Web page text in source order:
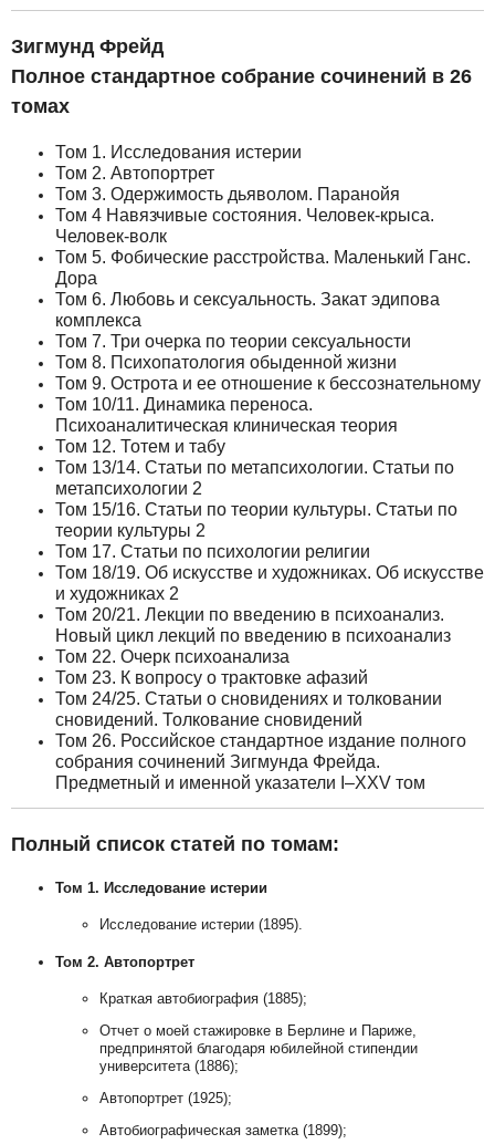
Зигмунд Фрейд
Полное стандартное собрание сочинений в 26
томах
Том 1. Исследования истерии
Том 2. Автопортрет
Том 3. Одержимость дьяволом. Паранойя
Том 4 Навязчивые состояния. Человек-крыса.
Человек-волк
Том 5. Фобические расстройства. Маленький Ганс.
Дора
Том 6. Любовь и сексуальность. Закат эдипова
комплекса
Том 7. Три очерка по теории сексуальности
Том 8. Психопатология обыденной жизни
Том 9. Острота и ее отношение к бессознательному
Том 10/11. Динамика переноса.
Психоаналитическая клиническая теория
Том 12. Тотем и табу
Том 13/14. Статьи по метапсихологии. Статьи по
метапсихологии 2
Том 15/16. Статьи по теории культуры. Статьи по
теории культуры 2
Том 17. Статьи по психологии религии
Том 18/19. Об искусстве и художниках. Об искусстве
и художниках 2
Том 20/21. Лекции по введению в психоанализ.
Новый цикл лекций по введению в психоанализ
Том 22. Очерк психоанализа
Том 23. К вопросу о трактовке афазий
Том 24/25. Статьи о сновидениях и толковании
сновидений. Толкование сновидений
Том 26. Российское стандартное издание полного
собрания сочинений Зигмунда Фрейда.
Предметный и именной указатели I–XXV том
Полный список статей по томам:
Том 1. Исследование истерии
Исследование истерии (1895).
Том 2. Автопортрет
Краткая автобиография (1885);
Отчет о моей стажировке в Берлине и Париже,
предпринятой благодаря юбилейной стипендии
университета (1886);
Автопортрет (1925);
Автобиографическая заметка (1899);